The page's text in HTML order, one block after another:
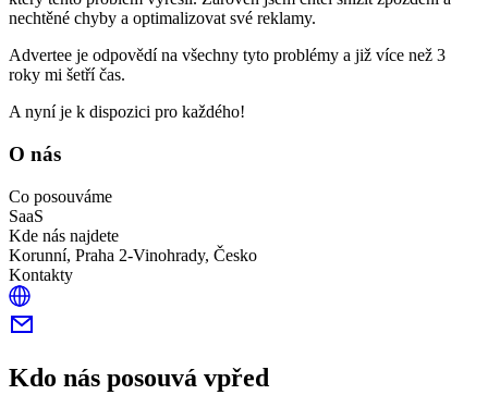
nechtěné chyby a optimalizovat své reklamy.
Advertee je odpovědí na všechny tyto problémy a již více než 3
roky mi šetří čas.
A nyní je k dispozici pro každého!
O nás
Co posouváme
SaaS
Kde nás najdete
Korunní, Praha 2-Vinohrady, Česko
Kontakty
Kdo nás posouvá vpřed